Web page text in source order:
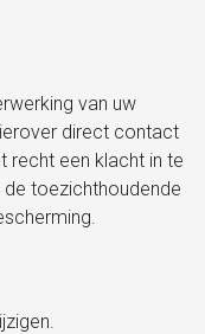
van uw
direct contact
recht een klacht in te
de toezichthoudende